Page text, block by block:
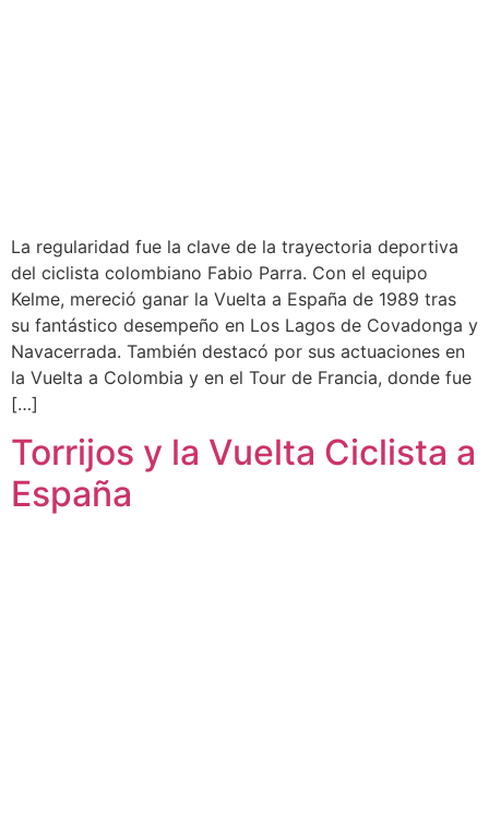
La regularidad fue la clave de la trayectoria deportiva
del ciclista colombiano Fabio Parra. Con el equipo
Kelme, mereció ganar la Vuelta a España de 1989 tras
su fantástico desempeño en Los Lagos de Covadonga y
Navacerrada. También destacó por sus actuaciones en
la Vuelta a Colombia y en el Tour de Francia, donde fue
[…]
Torrijos y la Vuelta Ciclista a
España